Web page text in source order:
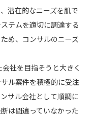
潜在的なニーズを肌で
テムを適切に調達する
め、コンサルのニーズ
社を目指そうと大きく
ル案件を積極的に受注
サル会社として順調に
は間違っていなかった